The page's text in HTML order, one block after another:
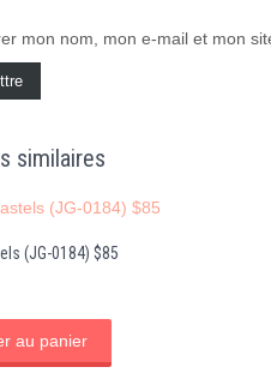
mon nom, mon e-mail et mon
similaires
(JG-0184) $85
au panier